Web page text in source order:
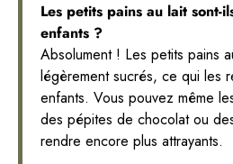
Les petits pains au lait sont-
enfants ?
Absolument ! Les petits pains
légèrement sucrés, ce qui les
enfants. Vous pouvez même
des pépites de chocolat ou
rendre encore plus attrayants.